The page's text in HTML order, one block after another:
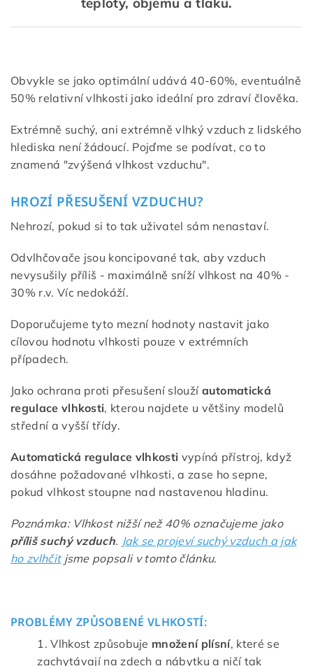
Obvykle se jako optimální udává 40-60%, eventuálně
50% relativní vlhkosti jako ideální pro zdraví člověka.
Extrémně suchý, ani extrémně vlhký vzduch z lidského
hlediska není žádoucí. Pojďme se podívat, co to
znamená "zvýšená vlhkost vzduchu".
HROZÍ PŘESUŠENÍ VZDUCHU?
Nehrozí, pokud si to tak uživatel sám nenastaví.
Odvlhčovače jsou koncipované tak, aby vzduch
nevysušily příliš - maximálně sníží vlhkost na 40% -
30% r.v. Víc nedokáží.
Doporučujeme tyto mezní hodnoty nastavit jako
cílovou hodnotu vlhkosti pouze v extrémních
případech.
Jako ochrana proti přesušení sloužíautomatická
regulace vlhkosti, kterou najdete u většiny modelů
střední a vyšší třídy.
Automatická regulace vlhkosti vypíná přístroj, když
dosáhne požadované vlhkosti, a zase ho sepne,
pokud vlhkost stoupne nad nastavenou hladinu.
Poznámka: Vlhkost nižší než 40% označujeme jako
příliš suchý vzduch. Jak se projeví suchý vzduch a jak
ho zvlhčitjsme popsali v tomto článku.
PROBLÉMY ZPŮSOBENÉ VLHKOSTÍ:
Vlhkost způsobuje množení plísní, které se
zachytávají na zdech a nábytku a ničí tak